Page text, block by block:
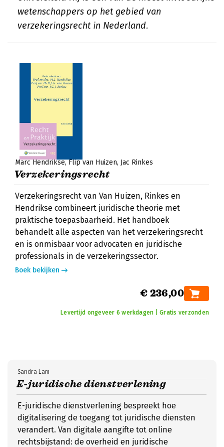
wetenschappers op het gebied van
verzekeringsrecht in Nederland.
Marc Hendrikse Flip van Huizen Jac Rinkes
Verzekeringsrecht
Verzekeringsrecht van Van Huizen, Rinkes en
Hendrikse combineert juridische theorie met
praktische toepasbaarheid. Het handboek
behandelt alle aspecten van het verzekeringsrecht
en is onmisbaar voor advocaten en juridische
professionals in de verzekeringssector.
Boek bekijken
€ 236,00
Levertijd ongeveer 6 werkdagen | Gratis verzonden
E-juridische dienstverlening
Sandra Lam
E-juridische dienstverlening bespreekt hoe
digitalisering de toegang tot juridische diensten
verandert. Van digitale aangifte tot online
rechtsbijstand: de overheid en juridische